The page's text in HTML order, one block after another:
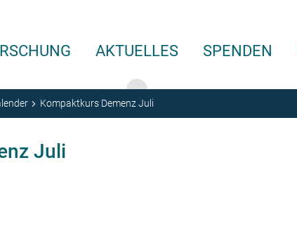
AKTUELLES SPENDEN
Kompaktkurs Demenz Juli
Juli